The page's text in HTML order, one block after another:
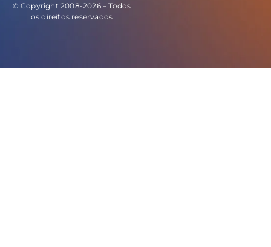
© Copyright 2008-2026 – Todos
os direitos reservados